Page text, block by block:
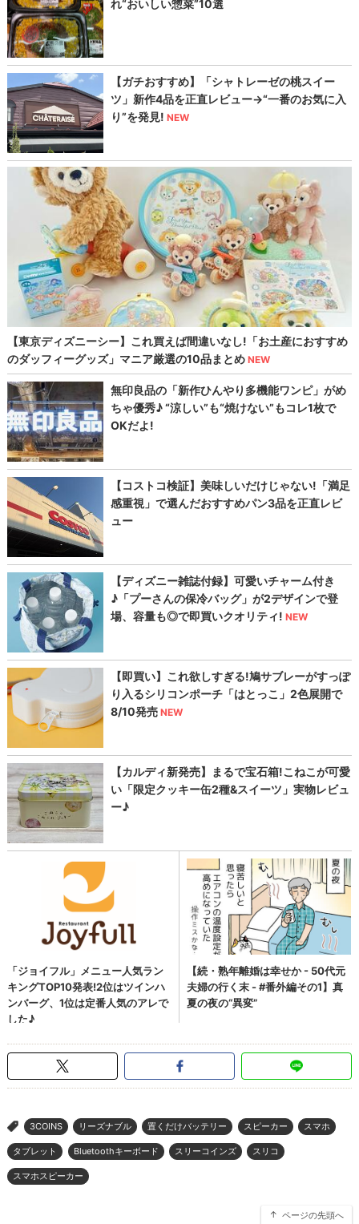
> 3COINS リーズナブル 置くだけバッテリー スピーカー スマホ
タブレット Bluetoothキーボード スリーコインズ スリコ
スマホスピーカー
ページの先頭へ